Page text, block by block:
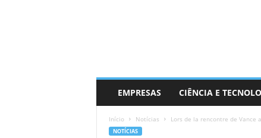
EMPRESAS CIÊNCIA E
Início Notícias Lors de la rencontre de Vance
NOTÍCIAS